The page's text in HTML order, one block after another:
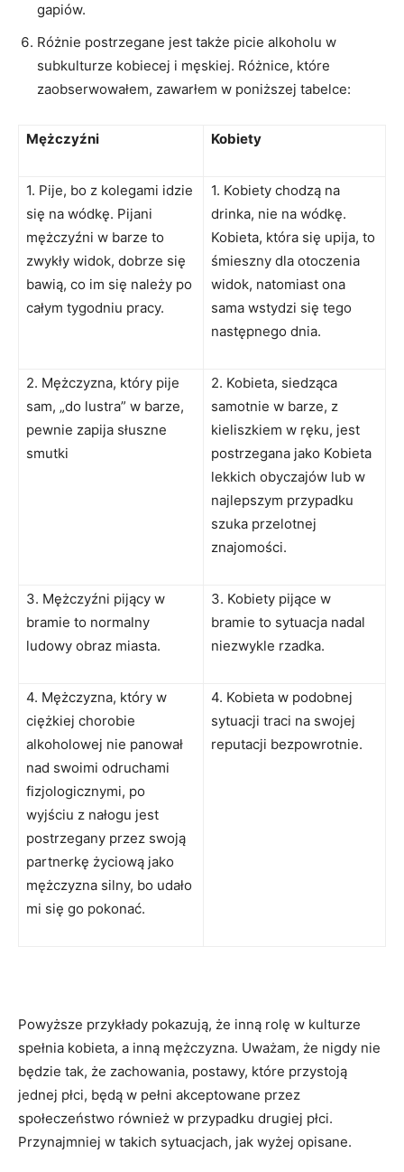
gapiów.
Różnie postrzegane jest także picie alkoholu w
subkulturze kobiecej i męskiej. Różnice, które
zaobserwowałem, zawarłem w poniższej tabelce:
Mężczyźni Kobiety
1. Pije, bo z kolegami idzie
się na wódkę. Pijani
mężczyźni w barze to
zwykły widok, dobrze się
bawią, co im się należy po
całym tygodniu pracy.
1. Kobiety chodzą na
drinka, nie na wódkę.
Kobieta, która się upija, to
śmieszny dla otoczenia
widok, natomiast ona
sama wstydzi się tego
następnego dnia.
2. Mężczyzna, który pije
sam, „do lustra” w barze,
pewnie zapija słuszne
smutki
2. Kobieta, siedząca
samotnie w barze, z
kieliszkiem w ręku, jest
postrzegana jako Kobieta
lekkich obyczajów lub w
najlepszym przypadku
szuka przelotnej
znajomości.
3. Mężczyźni pijący w
bramie to normalny
ludowy obraz miasta.
3. Kobiety pijące w
bramie to sytuacja nadal
niezwykle rzadka.
4. Mężczyzna, który w
ciężkiej chorobie
alkoholowej nie panował
nad swoimi odruchami
fizjologicznymi, po
wyjściu z nałogu jest
postrzegany przez swoją
partnerkę życiową jako
mężczyzna silny, bo udało
mi się go pokonać.
4. Kobieta w podobnej
sytuacji traci na swojej
reputacji bezpowrotnie.
Powyższe przykłady pokazują, że inną rolę w kulturze
spełnia kobieta, a inną mężczyzna. Uważam, że nigdy nie
będzie tak, że zachowania, postawy, które przystoją
jednej płci, będą w pełni akceptowane przez
społeczeństwo również w przypadku drugiej płci.
Przynajmniej w takich sytuacjach, jak wyżej opisane.